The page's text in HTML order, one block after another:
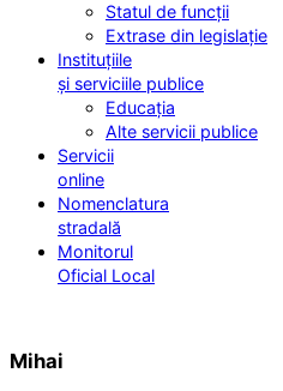
Statul de funcții
Extrase din legislație
Instituțiile
și serviciile publice
Educația
Alte servicii publice
Servicii
online
Nomenclatura
stradală
Monitorul
Oficial Local
Mihai